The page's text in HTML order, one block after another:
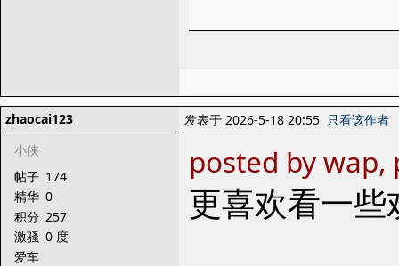
zhaocai123
小侠
帖子 174
精华 0
积分 257
激骚 0 度
爱车
发表于 2026-5-18 20:55 只看该作者
posted by
更喜欢看一